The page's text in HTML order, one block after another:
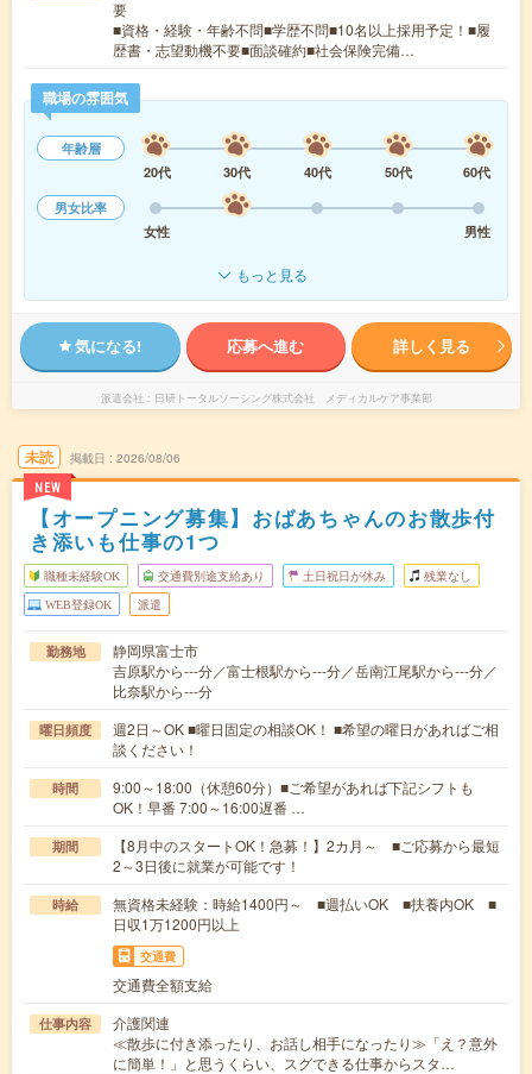
要
■資格・経験・年齢不問■学歴不問■10名以上採用予定！■履
歴書・志望動機不要■面談確約■社会保険完備…
職場の雰囲気
年齢層
20代
30代 40代 50代
60代
男女比率
女性
男性
もっと見る
気になる! 応募へ進む 詳しく見る
派遣会社 日研トータルソーシング株式会社 メディカルケア事業部
未読
NEW
掲載日 2026/08/06
【オープニング募集】おばあちゃんのお散歩付
き添いも仕事の1つ
職種未経験OK 交通費別途支給あり 土日祝日が休み 残業なし
WEB登録OK 派遣
勤務地
静岡県富士市
吉原駅から---分／富士根駅から---分／岳南江尾駅から---分／
比奈駅から---分
曜日頻度
週2日～OK ■曜日固定の相談OK！ ■希望の曜日があればご相
談ください！
時間
9:00～18:00（休憩60分）■ご希望があれば下記シフトも
OK！早番 7:00～16:00遅番 …
期間
【8月中のスタートOK！急募！】2カ月～ ■ご応募から最短
2～3日後に就業が可能です！
時給
無資格未経験：時給1400円～ ■週払いOK ■扶養内OK ■
日収1万1200円以上
交通費
交通費全額支給
仕事内容
介護関連
≪散歩に付き添ったり、お話し相手になったり≫「え？意外
に簡単！」と思うくらい、スグできる仕事からスタ…